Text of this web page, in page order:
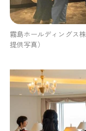
霧島ホールディングス
提供写真）